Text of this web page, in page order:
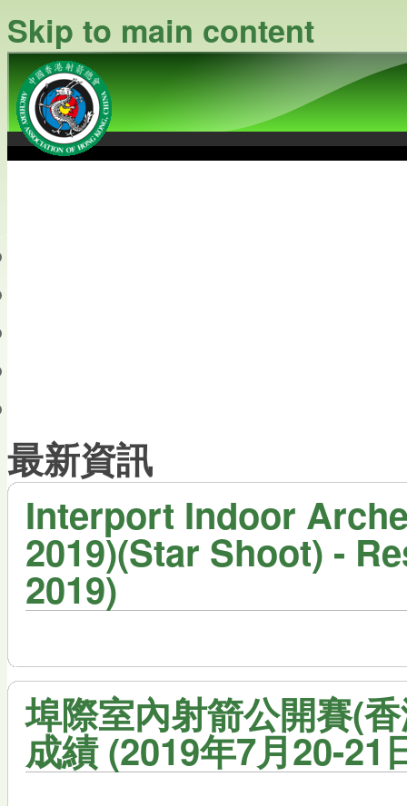
Skip to main content
最新資訊
Interport Indoor
2019)(Star Shoot) -
2019)
埠際室內射箭公開賽(
成績 (2019年7月20-21